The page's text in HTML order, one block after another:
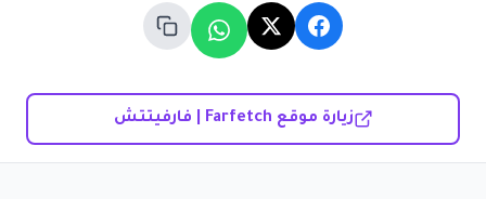
زيارة موقع Farfetch | فارفيتتش